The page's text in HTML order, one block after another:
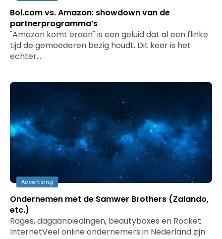
Bol.com vs. Amazon: showdown van de
partnerprogramma’s
"Amazon komt eraan" is een geluid dat al een flinke
tijd de gemoederen bezig houdt. Dit keer is het
echter…
Advertising
Ondernemen met de Samwer Brothers (Zalando,
etc.)
Rages, dagaanbiedingen, beautyboxes en Rocket
InternetVeel online ondernemers in Nederland zijn